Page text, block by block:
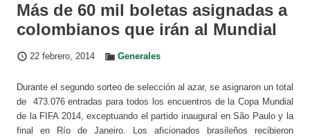
Más de 60 mil boletas asignadas a
colombianos que irán al Mundial
22 febrero, 2014 Generales
Durante el segundo sorteo de selección al azar, se asignaron un total
de 473.076 entradas para todos los encuentros de la Copa Mundial
de la FIFA 2014, exceptuando el partido inaugural en São Paulo y la
final en Río de Janeiro. Los aficionados brasileños recibieron